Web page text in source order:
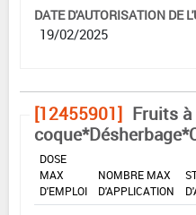
DATE D'AUTORISATION DE
19/02/2025
[12455901] Fruits à
DOSE
MAX
D'EMPLOI
NOMBRE MAX
D'APPLICATION